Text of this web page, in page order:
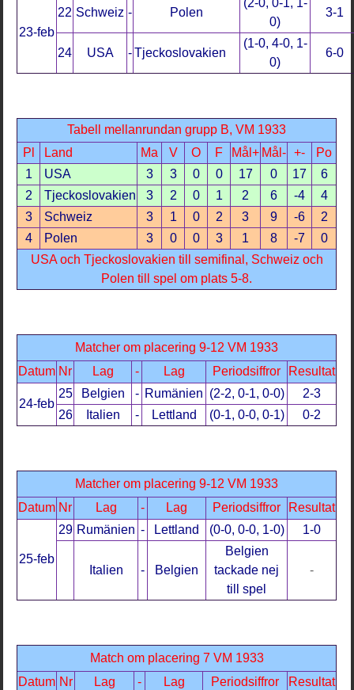
23-feb
22 Schweiz - Polen
0)
3-1
24 USA - Tjeckoslovakien
(1-0, 4-0, 1-
0)
6-0
Tabell mellanrundan grupp B, VM 1933
Pl
Land Ma V O F Mål+ Mål- +-
Po
1
USA 3 3 0 0 17 0 17
6
2
Tjeckoslovakien 3 2 0 1 2 6 -4
4
3
Schweiz 3 1 0 2 3 9 -6
2
4
Polen 3 0 0 3 1 8 -7
0
USA och Tjeckoslovakien till semifinal, Schweiz och
Polen till spel om plats 5-8.
Matcher om placering 9-12 VM 1933
Datum Nr Lag - Lag Periodsiffror Resultat
24-feb
25 Belgien - Rumänien (2-2, 0-1, 0-0)
2-3
26
Italien - Lettland (0-1, 0-0, 0-1) 0-2
Matcher om placering 9-12 VM 1933
Datum Nr Lag - Lag Periodsiffror Resultat
25-feb
29 Rumänien - Lettland (0-0, 0-0, 1-0) 1-0
Italien - Belgien
Belgien
tackade nej
till spel
-
Match om placering 7 VM 1933
Datum Nr Lag - Lag Periodsiffror
Resultat